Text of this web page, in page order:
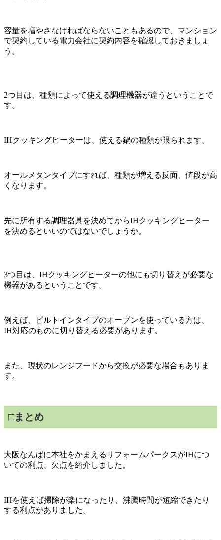
容量を増やさなければならないこともあるので、マンション
で契約している電力会社に契約内容を確認しておきましょ
う。
2つ目は、種類によって使える調理機器が違うということで
す。
IHクッキングヒーターは、使える鍋の種類が限られます。
オールメタンタイプにすれば、種類が増える反面、値段が高
くなります。
先に所有する調理器具を決めてからIHクッキングヒーター
を決めるといいのではないでしょうか。
3つ目は、IHクッキングヒーターの他にも切り替えが必要な
機器があるということです。
例えば、ビルトインタイプのオーブンを使っている方は、
IH対応のものに切り替える必要があります。
また、現状のレンジフードから交換が必要な場合もありま
す。
□まとめ
大阪なんばに本社をかまえるリフォームパークスがIHにつ
いての利点、欠点を紹介しました。
IHを使えば掃除が楽になったり、沸騰時間が短縮できたり
する利点がありました。